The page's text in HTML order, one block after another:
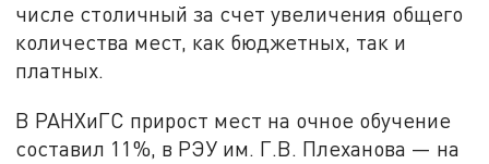
числе столичный за счет увеличения общего
количества мест, как бюджетных, так и
платных.
В РАНХиГС прирост мест на очное обучение
составил 11%, в РЭУ им. Г.В. Плеханова — на